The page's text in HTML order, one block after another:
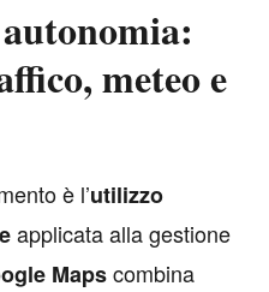
meteo e
è l’utilizzo
applicata alla gestione
Mapscombina